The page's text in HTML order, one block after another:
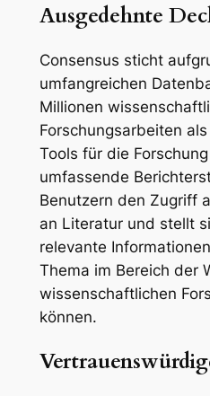
Ausgedehnte
Consensus sticht
umfangreichen
Millionen
Forschungsarbeiten
Tools für die
umfassende
Benutzern den Zugriff
an Literatur und stellt
relevante
Thema im Bereich der
wissenschaftlichen
können.